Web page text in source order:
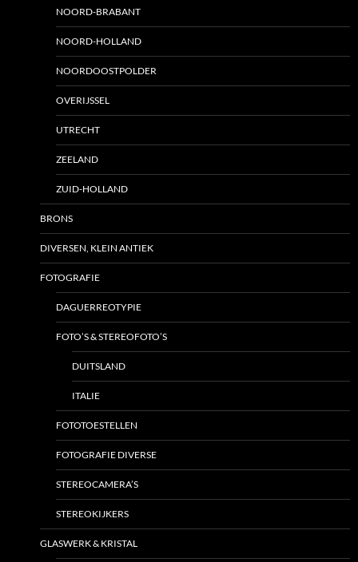
NOORD-BRABANT
NOORD-HOLLAND
NOORDOOSTPOLDER
OVERIJSSEL
UTRECHT
ZEELAND
ZUID-HOLLAND
BRONS
DIVERSEN, KLEIN ANTIEK
FOTOGRAFIE
DAGUERREOTYPIE
FOTO’S & STEREOFOTO’S
DUITSLAND
ITALIE
FOTOTOESTELLEN
FOTOGRAFIE DIVERSE
STEREOCAMERA’S
STEREOKIJKERS
GLASWERK & KRISTAL